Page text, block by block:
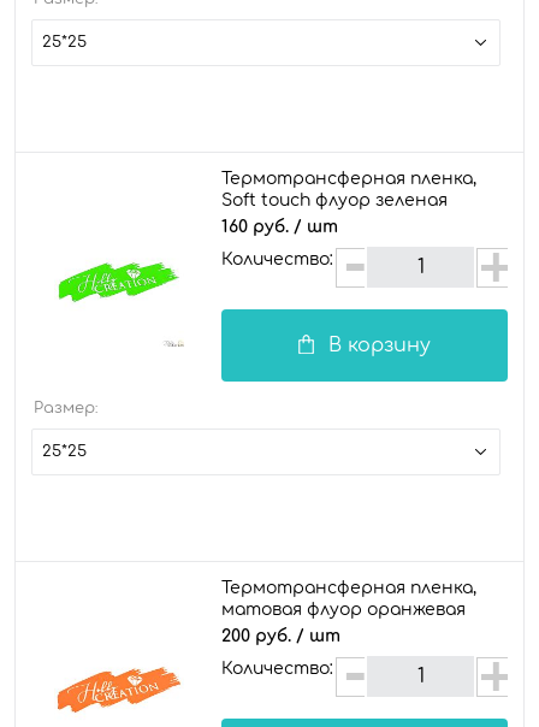
25*25
Термотрансферная пленка,
Soft touch флуор зеленая
160 руб. / шт
Количество:
В корзину
Размер:
25*25
Термотрансферная пленка,
матовая флуор оранжевая
200 руб. / шт
Количество: